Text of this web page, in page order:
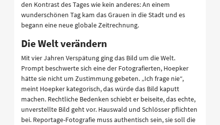
den Kontrast des Tages wie kein anderes: An einem
wunderschönen Tag kam das Grauen in die Stadt und es
begann eine neue globale Zeitrechnung.
Die Welt verändern
Mit vier Jahren Verspätung ging das Bild um die Welt.
Prompt beschwerte sich eine der Fotografierten, Hoepker
hätte sie nicht um Zustimmung gebeten. „Ich frage nie“,
meint Hoepker kategorisch, das würde das Bild kaputt
machen. Rechtliche Bedenken schiebt er beiseite, das echte,
unverstellte Bild geht vor. Hauswald und Schlösser pflichten
bei. Reportage-Fotografie muss authentisch sein, sie soll die